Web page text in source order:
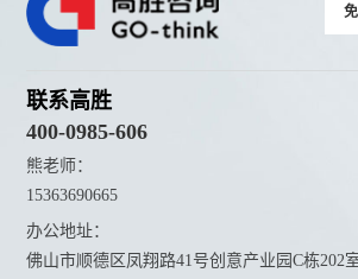
联系高胜
400-0985-606
熊老师：
15363690665
办公地址：
佛山市顺德区凤翔路41号创意产业园C栋202